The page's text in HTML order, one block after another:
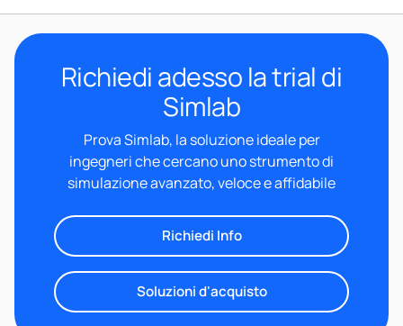
Richiedi adesso la trial di
Simlab
Prova Simlab, la soluzione ideale per
ingegneri che cercano uno strumento di
simulazione avanzato, veloce e affidabile
Richiedi Info
Soluzioni d'acquisto